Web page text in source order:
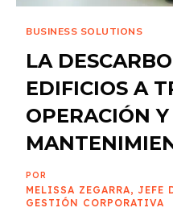
BUSINESS SOLUTIONS
LA
EDIFICIOS A
OPERACIÓN
POR
MELISSA ZEGARRA,
GESTIÓN CORPORATIVA